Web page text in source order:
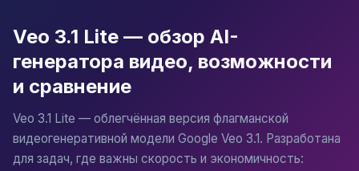
Veo 3.1 Lite — обзор AI-
генератора видео, возможности
и сравнение
Veo 3.1 Lite — облегчённая версия флагманской
видеогенеративной модели Google Veo 3.1. Разработана
для задач, где важны скорость и экономичность:
Образовательный видеоконтент
Создание коротких обучающих роликов с синхронным
Быстрая проверка концепций для более дорогих